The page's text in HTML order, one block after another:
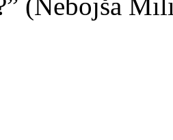
(Nebojša